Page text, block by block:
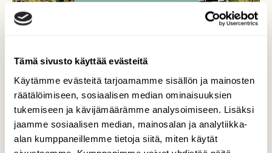
Tämä sivusto käyttää evästeitä
Käytämme evästeitä tarjoamamme sisällön ja mainosten
räätälöimiseen, sosiaalisen median ominaisuuksien
tukemiseen ja kävijämäärämme analysoimiseen. Lisäksi
jaamme sosiaalisen median, mainosalan ja analytiikka-
alan kumppaneillemme tietoja siitä, miten käytät